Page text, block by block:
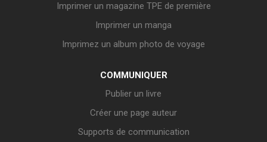
Imprimer un magazine TPE de première
Imprimer un manga
Imprimez un album photo de voyage
COMMUNIQUER
Publier un livre
Créer une page auteur
Supports de communication